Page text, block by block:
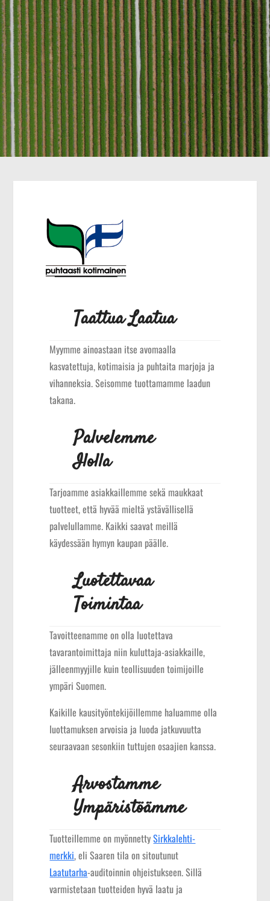
Taattua Laatua
Myymme ainoastaan itse avomaalla
kasvatettuja, kotimaisia ja puhtaita marjoja ja
vihanneksia. Seisomme tuottamamme laadun
takana.
Palvelemme
Ilolla
Tarjoamme asiakkaillemme sekä maukkaat
tuotteet, että hyvää mieltä ystävällisellä
palvelullamme. Kaikki saavat meillä
käydessään hymyn kaupan päälle.
Luotettavaa
Toimintaa
Tavoitteenamme on olla luotettava
tavarantoimittaja niin kuluttaja-asiakkaille,
jälleenmyyjille kuin teollisuuden toimijoille
ympäri Suomen.
Kaikille kausityöntekijöillemme haluamme olla
luottamuksen arvoisia ja luoda jatkuvuutta
seuraavaan sesonkiin tuttujen osaajien kanssa.
Arvostamme
Ympäristöämme
Tuotteillemme on myönnettySirkkalehti-
merkki, eli Saaren tila on sitoutunut
Laatutarha-auditoinnin ohjeistukseen. Sillä
varmistetaan tuotteiden hyvä laatu ja